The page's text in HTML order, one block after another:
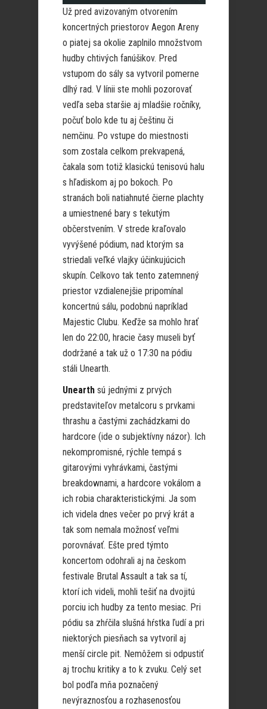
Už pred avizovaným otvorením
koncertných priestorov Aegon Areny
o piatej sa okolie zaplnilo množstvom
hudby chtivých fanúšikov. Pred
vstupom do sály sa vytvoril pomerne
dlhý rad. V línii ste mohli pozorovať
vedľa seba staršie aj mladšie ročníky,
počuť bolo kde tu aj češtinu či
nemčinu. Po vstupe do miestnosti
som zostala celkom prekvapená,
čakala som totiž klasickú tenisovú halu
s hľadiskom aj po bokoch. Po
stranách boli natiahnuté čierne plachty
a umiestnené bary s tekutým
občerstvením. V strede kraľovalo
vyvýšené pódium, nad ktorým sa
striedali veľké vlajky účinkujúcich
skupín. Celkovo tak tento zatemnený
priestor vzdialenejšie pripomínal
koncertnú sálu, podobnú napríklad
Majestic Clubu. Keďže sa mohlo hrať
len do 22:00, hracie časy museli byť
dodržané a tak už o 17:30 na pódiu
stáli Unearth.
Unearth sú jednými z prvých
predstaviteľov metalcoru s prvkami
thrashu a častými zachádzkami do
hardcore (ide o subjektívny názor). Ich
nekompromisné, rýchle tempá s
gitarovými vyhrávkami, častými
breakdownami, a hardcore vokálom a
ich robia charakteristickými. Ja som
ich videla dnes večer po prvý krát a
tak som nemala možnosť veľmi
porovnávať. Ešte pred týmto
koncertom odohrali aj na českom
festivale Brutal Assault a tak sa tí,
ktorí ich videli, mohli tešiť na dvojitú
porciu ich hudby za tento mesiac. Pri
pódiu sa zhŕčila slušná hŕstka ľudí a pri
niektorých piesňach sa vytvoril aj
menší circle pit. Nemôžem si odpustiť
aj trochu kritiky a to k zvuku. Celý set
bol podľa mňa poznačený
nevýraznosťou a rozhasenosťou